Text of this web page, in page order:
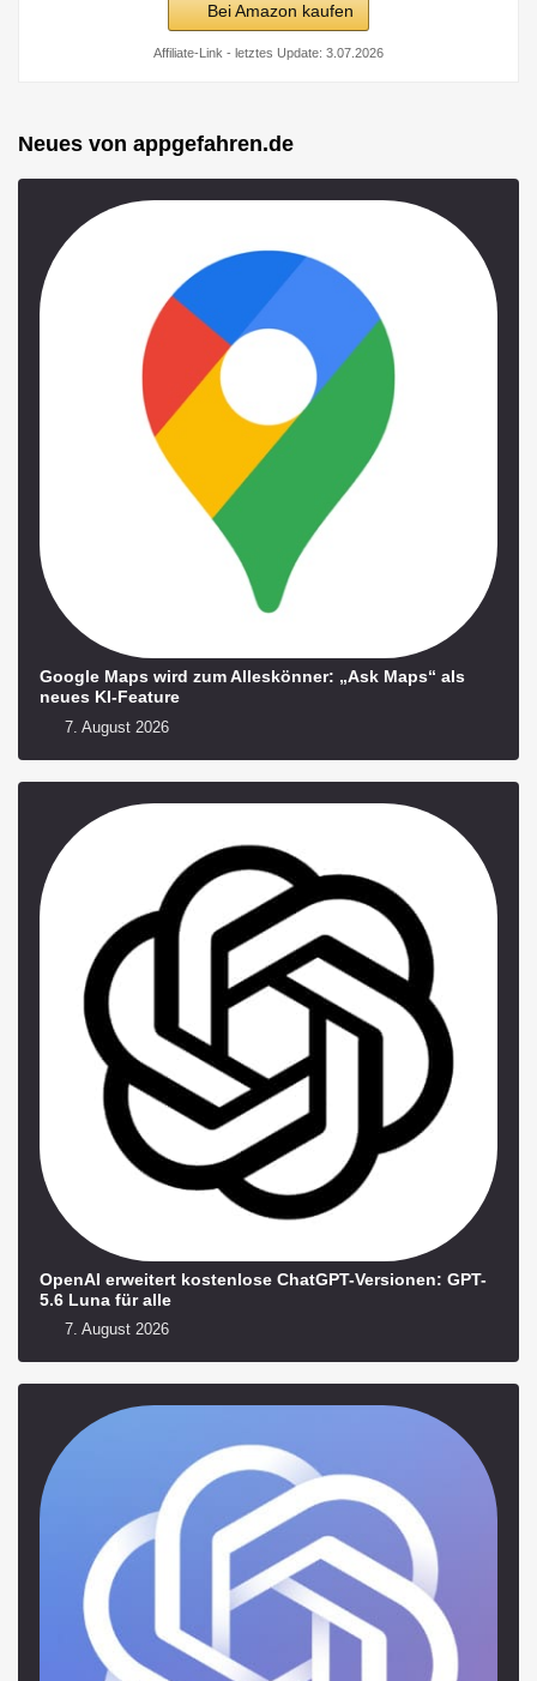
Bei Amazon kaufen
Affiliate-Link - letztes Update: 3.07.2026
Neues von appgefahren.de
Google Maps wird zum Alleskönner: „Ask Maps“ als
neues KI-Feature
7. August 2026
OpenAI erweitert kostenlose ChatGPT-Versionen: GPT-
5.6 Luna für alle
7. August 2026